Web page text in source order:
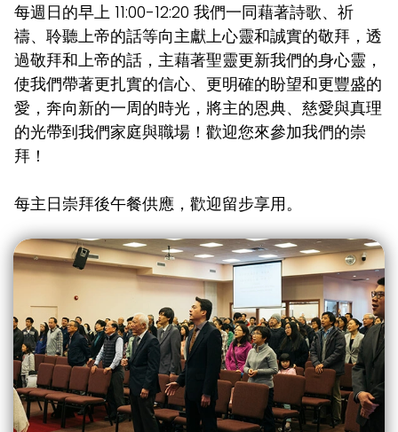
每週日的早上 11:00-12:20 我們一同藉著詩歌、祈
禱、聆聽上帝的話等向主獻上心靈和誠實的敬拜，透
過敬拜和上帝的話，主藉著聖靈更新我們的身心靈，
使我們帶著更扎實的信心、更明確的盼望和更豐盛的
愛，奔向新的一周的時光，將主的恩典、慈愛與真理
的光帶到我們家庭與職場！歡迎您來參加我們的崇
拜！
每主日崇拜後午餐供應，歡迎留步享用。